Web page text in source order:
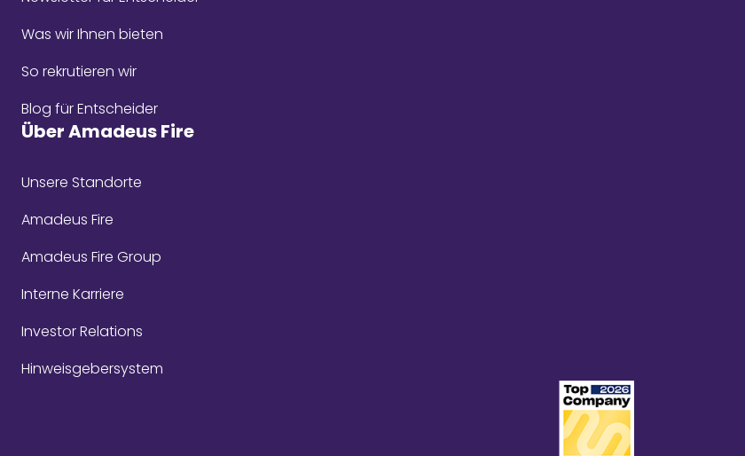
Was wir Ihnen bieten
So rekrutieren wir
Blog für Entscheider
Über Amadeus Fire
Unsere Standorte
Amadeus Fire
Amadeus Fire Group
Interne Karriere
Investor Relations
Hinweisgebersystem